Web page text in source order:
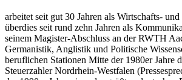
arbeitet seit gut 30 Jahren als Wirtschafts-
überdies seit rund zehn Jahren als
seinem Magister-Abschluss an der RWTH
Germanistik, Anglistik und Politische
beruflichen Stationen Mitte der 1980er Jahre
Steuerzahler Nordrhein-Westfalen